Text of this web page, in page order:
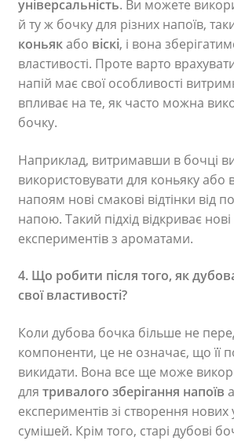
універсальність. Ви можете
й ту ж бочку для різних напоїв,
коньякабо віскі, і вона
властивості. Проте варто
напій має свої особливості
впливає на те, як часто можна
бочку.
Наприклад, витримавши в бочці
використовувати для коньяку або
напоям нові смакові відтінки від
напою. Такий підхід відкриває
експериментів з ароматами.
4. Що робити після того, як
свої властивості?
Коли дубова бочка більше не
компоненти, це не означає, що її
викидати. Вона все ще може
для тривалого зберігання напоїв
експериментів зі створення нових
сумішей. Крім того, старі дубові